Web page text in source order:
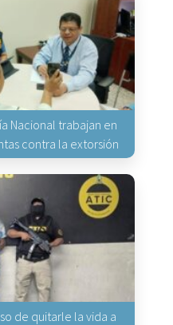
Nacional trabajan en
contra la extorsión
de quitarle la vida a